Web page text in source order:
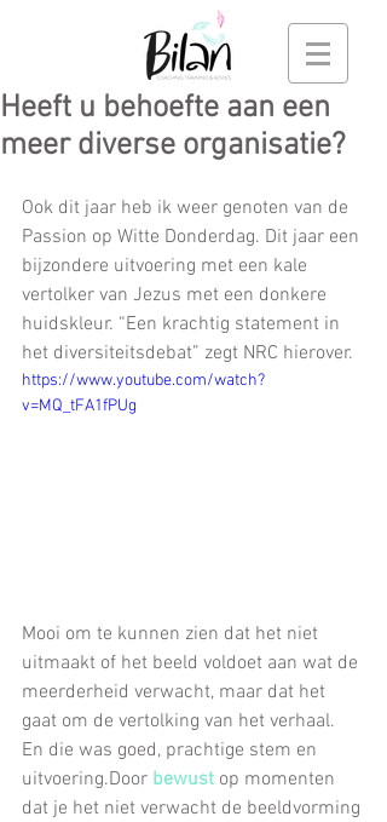
Heeft u behoefte aan een
meer diverse organisatie?
Ook dit jaar heb ik weer genoten van de
Passion op Witte Donderdag. Dit jaar een
bijzondere uitvoering met een kale
vertolker van Jezus met een donkere
huidskleur. “Een krachtig statement in
het diversiteitsdebat” zegt NRC hierover.
https://www.youtube.com/watch?
v=MQ_tFA1fPUg
Mooi om te kunnen zien dat het niet
uitmaakt of het beeld voldoet aan wat de
meerderheid verwacht, maar dat het
gaat om de vertolking van het verhaal.
En die was goed, prachtige stem en
uitvoering.Door bewust op momenten
dat je het niet verwacht de beeldvorming